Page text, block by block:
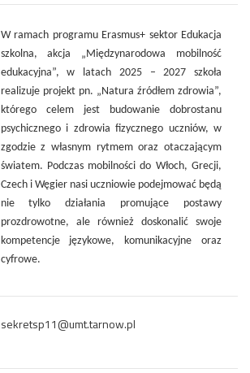
W ramach programu Erasmus+ sektor Edukacja
szkolna, akcja „Międzynarodowa mobilność
edukacyjna”, w latach 2025 – 2027 szkoła
realizuje projekt pn. „Natura źródłem zdrowia”,
którego celem jest budowanie dobrostanu
psychicznego i zdrowia fizycznego uczniów, w
zgodzie z własnym rytmem oraz otaczającym
światem. Podczas mobilności do Włoch, Grecji,
Czech i Węgier nasi uczniowie podejmować będą
nie tylko działania promujące postawy
prozdrowotne, ale również doskonalić swoje
kompetencje językowe, komunikacyjne oraz
cyfrowe.
sekretsp11@umt.tarnow.pl